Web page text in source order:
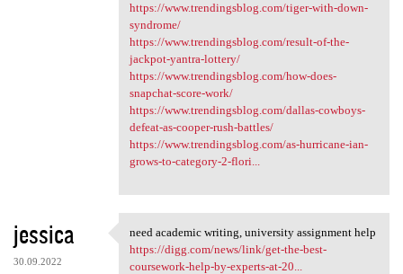
https://www.trendingsblog.com/tiger-with-down-
syndrome/
https://www.trendingsblog.com/result-of-the-
jackpot-yantra-lottery/
https://www.trendingsblog.com/how-does-
snapchat-score-work/
https://www.trendingsblog.com/dallas-cowboys-
defeat-as-cooper-rush-battles/
https://www.trendingsblog.com/as-hurricane-ian-
grows-to-category-2-flori...
jessica
30.09.2022
need academic writing,
need academic writing, university assignment help
https://digg.com/news/link/get-the-best-
coursework-help-by-experts-at-20...